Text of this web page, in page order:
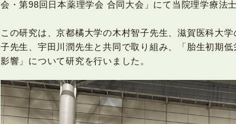
会・第98回日本薬理学会 合同大会」にて当院理学療法
この研究は、京都橘大学の木村智子先生、滋賀医科大
子先生、宇田川潤先生と共同で取り組み、「胎生初期
影響」について研究を行いました。